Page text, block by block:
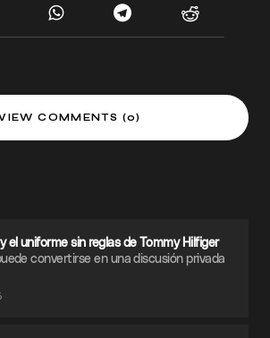
COMMENTS (0)
el uniforme sin reglas de Tommy Hilfiger
convertirse en una discusión privada